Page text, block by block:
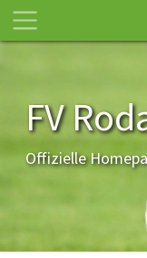
FV
Offizielle